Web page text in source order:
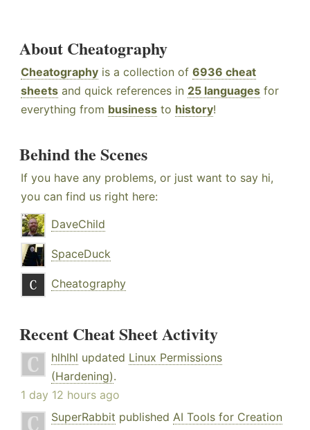
About Cheatography
Cheatography is a collection of 6936 cheat
sheets and quick references in 25 languages for
everything from business to history!
Behind the Scenes
If you have any problems, or just want to say hi,
you can find us right here:
DaveChild
SpaceDuck
Cheatography
Recent Cheat Sheet Activity
hlhlhl updated Linux Permissions
(Hardening).
1 day 12 hours ago
SuperRabbit published AI Tools for Creation